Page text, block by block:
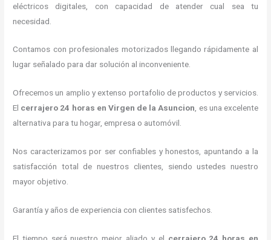
eléctricos digitales, con capacidad de atender cual sea tu
necesidad.
Contamos con profesionales motorizados llegando rápidamente al
lugar señalado para dar solución al inconveniente.
Ofrecemos un amplio y extenso portafolio de productos y servicios.
El cerrajero 24 horas en Virgen de la Asuncion, es una excelente
alternativa para tu hogar, empresa o automóvil.
Nos caracterizamos por ser confiables y honestos, apuntando a la
satisfacción total de nuestros clientes, siendo ustedes nuestro
mayor objetivo.
Garantía y años de experiencia con clientes satisfechos.